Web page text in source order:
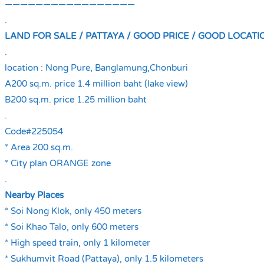
—————————————————
.
LAND FOR SALE / PATTAYA / GOOD PRICE / GOOD
.
location : Nong Pure, Banglamung,Chonburi
A200 sq.m. price 1.4 million baht (lake view)
B200 sq.m. price 1.25 million baht
.
Code#225054
* Area 200 sq.m.
* City plan ORANGE zone
.
Nearby Places
* Soi Nong Klok, only 450 meters
* Soi Khao Talo, only 600 meters
* High speed train, only 1 kilometer
* Sukhumvit Road (Pattaya), only 1.5 kilometers